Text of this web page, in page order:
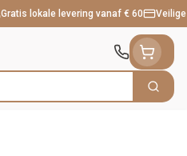
Gratis lokale levering vanaf € 60
Zoek